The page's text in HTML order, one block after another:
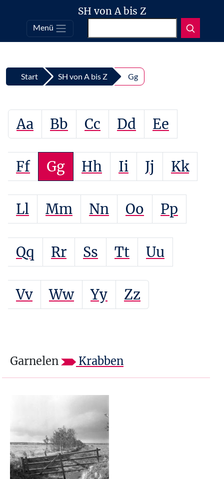
Top
Zum Inhalt springen
SH von A bis Z
Menü
Start SH von A bis Z Gg
Aa Bb Cc Dd Ee
Ff Gg Hh Ii Jj Kk
Ll Mm Nn Oo Pp
Qq Rr Ss Tt Uu
Vv Ww Yy Zz
Garnelen Krabben